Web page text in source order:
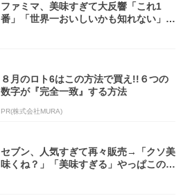
ファミマ、美味すぎて大反響「これ1
番」「世界一おいしいかも知れない」
８月のロト6はこの方法で買え!!６つの
数字が『完全一致』する方法
PR(株式会社MURA)
セブン、人気すぎて再々販売→「クソ美
味くね？」「美味すぎる」やっぱこのク